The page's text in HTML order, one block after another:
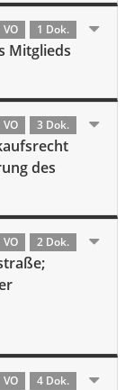
VO 1 Dok.
Mitglieds
VO 3 Dok.
des
VO 2 Dok.
VO 4 Dok.